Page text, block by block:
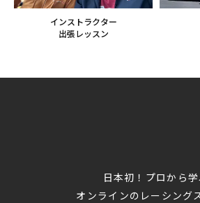
インストラクター
出張レッスン
日本初！プロから
オンラインのレーシング